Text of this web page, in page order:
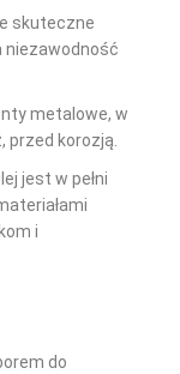
skuteczne
niezawodność
metalowe, w
przed korozją.
jest w pełni
i
do